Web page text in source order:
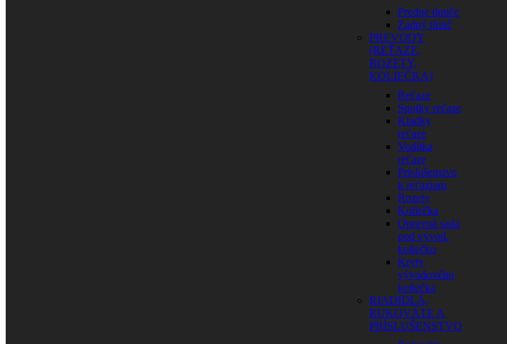
Predné tlmiče
Zadný tlmič
PREVODY
(REŤAZE,
ROZETY,
KOLIEČKA)
Reťaze
Spojky reťaze
Kladky
reťaze
Vodítka
reťaze
Príslušenstvo
k reťaziam
Rozety
Koliečka
Opravná sada
pod vývod.
koliečko
Kryty
vývodového
koliečka
RIADIDLÁ,
RUKOVÄTE A
PRÍSLUŠENSTVO